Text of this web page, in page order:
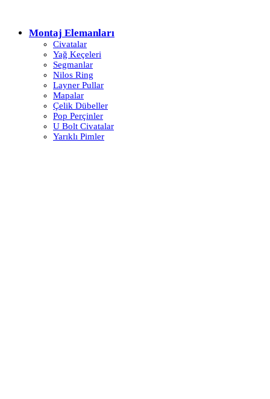
Montaj Elemanları
Civatalar
Yağ Keçeleri
Segmanlar
Nilos Ring
Layner Pullar
Mapalar
Çelik Dübeller
Pop Perçinler
U Bolt Civatalar
Yarıklı Pimler